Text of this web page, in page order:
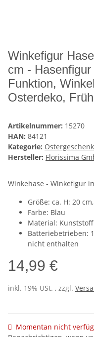
Winkefigur
cm -
Funktion,
Osterdeko,
Artikelnummer: 15270
HAN: 84121
Kategorie:
Hersteller: Florissima
Winkehase - Winkefigur
Größe: ca. H: 20
Farbe: Blau
Material: Kunststoff
Batteriebetrieben:
nicht enthalten
14,99 €
inkl. 19% USt. , zzgl.
Momentan nicht